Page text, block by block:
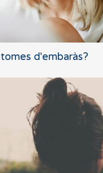
d'embaràs?